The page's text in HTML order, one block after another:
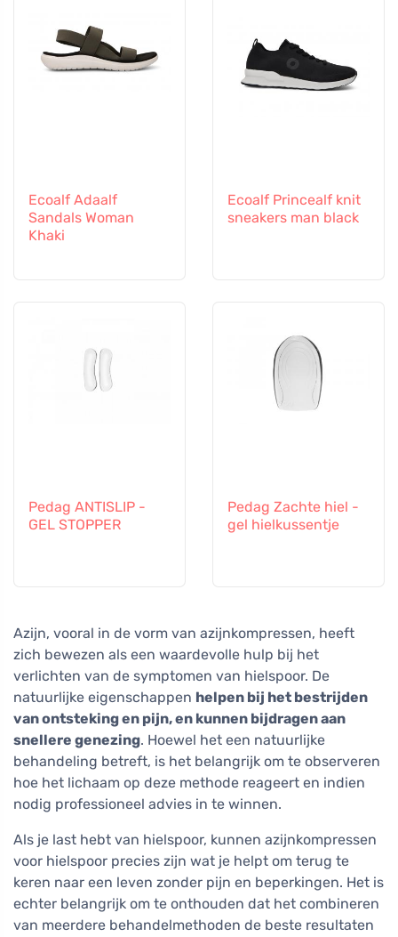
Ecoalf Adaalf
Sandals Woman
Khaki
Ecoalf Princealf knit
sneakers man black
Pedag ANTISLIP -
GEL STOPPER
Pedag Zachte hiel -
gel hielkussentje
Azijn, vooral in de vorm van azijnkompressen, heeft
zich bewezen als een waardevolle hulp bij het
verlichten van de symptomen van hielspoor. De
natuurlijke eigenschappen helpen bij het bestrijden
van ontsteking en pijn, en kunnen bijdragen aan
snellere genezing. Hoewel het een natuurlijke
behandeling betreft, is het belangrijk om te observeren
hoe het lichaam op deze methode reageert en indien
nodig professioneel advies in te winnen.
Als je last hebt van hielspoor, kunnen azijnkompressen
voor hielspoor precies zijn wat je helpt om terug te
keren naar een leven zonder pijn en beperkingen. Het is
echter belangrijk om te onthouden dat het combineren
van meerdere behandelmethoden de beste resultaten